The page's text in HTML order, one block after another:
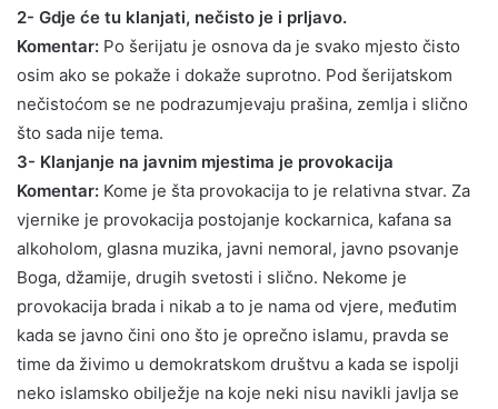
2- Gdje će tu klanjati, nečisto je i prljavo.
Komentar: Po šerijatu je osnova da je svako mjesto čisto
osim ako se pokaže i dokaže suprotno. Pod šerijatskom
nečistoćom se ne podrazumjevaju prašina, zemlja i slično
što sada nije tema.
3- Klanjanje na javnim mjestima je provokacija
Komentar: Kome je šta provokacija to je relativna stvar. Za
vjernike je provokacija postojanje kockarnica, kafana sa
alkoholom, glasna muzika, javni nemoral, javno psovanje
Boga, džamije, drugih svetosti i slično. Nekome je
provokacija brada i nikab a to je nama od vjere, međutim
kada se javno čini ono što je oprečno islamu, pravda se
time da živimo u demokratskom društvu a kada se ispolji
neko islamsko obilježje na koje neki nisu navikli javlja se